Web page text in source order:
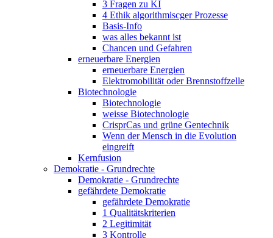
3 Fragen zu KI
4 Ethik algorithmiscger Prozesse
Basis-Info
was alles bekannt ist
Chancen und Gefahren
erneuerbare Energien
erneuerbare Energien
Elektromobilität oder Brennstoffzelle
Biotechnologie
Biotechnologie
weisse Biotechnologie
CrisprCas und grüne Gentechnik
Wenn der Mensch in die Evolution
eingreift
Kernfusion
Demokratie - Grundrechte
Demokratie - Grundrechte
gefährdete Demokratie
gefährdete Demokratie
1 Qualitätskriterien
2 Legitimität
3 Kontrolle